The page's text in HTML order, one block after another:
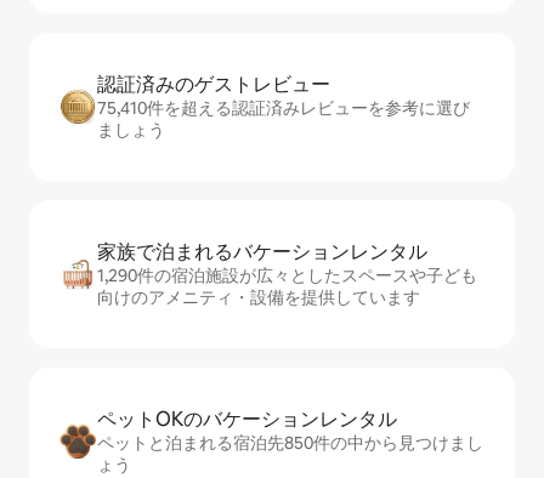
認証済みのゲ⁠ス⁠ト⁠レ⁠ビ⁠ュ⁠ー
75,410件を超える認証済みレビューを参考に選び
ましょう
家族で泊まれるバ⁠ケ⁠ー⁠シ⁠ョ⁠ンレ⁠ン⁠タ⁠ル
1,290件の宿泊施設が広々としたスペースや子ども
向けのアメニティ・設備を提供しています
ペットOKのバ⁠ケ⁠ー⁠シ⁠ョ⁠ンレ⁠ン⁠タ⁠ル
ペットと泊まれる宿泊先850件の中から見つけまし
ょう